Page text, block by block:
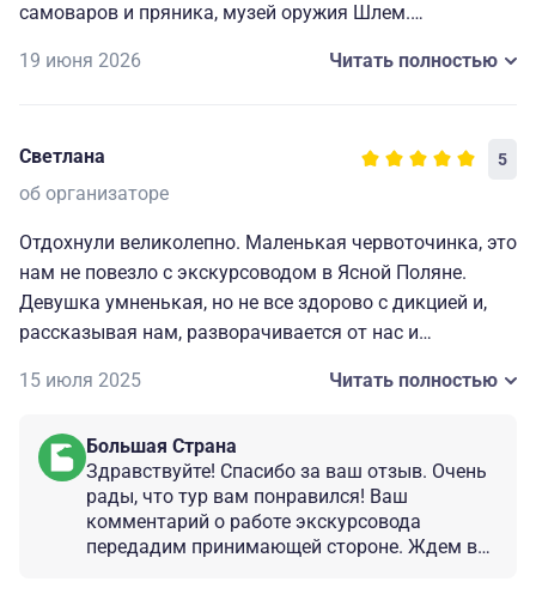
самоваров и пряника, музей оружия Шлем.
Ясной Поляне. Интересно рассказывали и не
рекомендую этот тур.
19 июня 2026 Читать полностью
Светлана 5
об организаторе
Отдохнули великолепно. Маленькая червоточинка, это
нам не повезло с экскурсоводом в Ясной Поляне.
Девушка умненькая, но не все здорово с дикцией и,
рассказывая нам, разворачивается от нас и
экскурсоводу Игорю, мы не были расстроены, потому,
настроение стало совершенно иным. Мы очень
благодарны нашему основному экскурсоводу.
15 июля 2025 Читать полностью
Большая Страна
Здравствуйте! Спасибо за ваш отзыв. Очень
рады, что тур вам понравился! Ваш
комментарий о работе экскурсовода
передадим принимающей стороне. Ждем вас